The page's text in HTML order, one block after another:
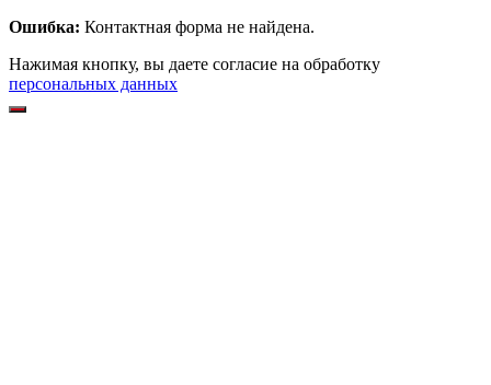
Ошибка: Контактная форма не найдена.
Нажимая кнопку, вы даете согласие на обработку
персональных данных